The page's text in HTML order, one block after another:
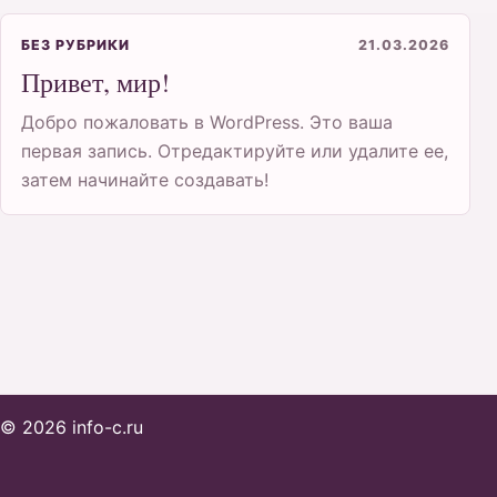
БЕЗ РУБРИКИ 21.03.2026
Привет, мир!
Добро пожаловать в WordPress. Это ваша
первая запись. Отредактируйте или удалите ее,
затем начинайте создавать!
© 2026 info-c.ru